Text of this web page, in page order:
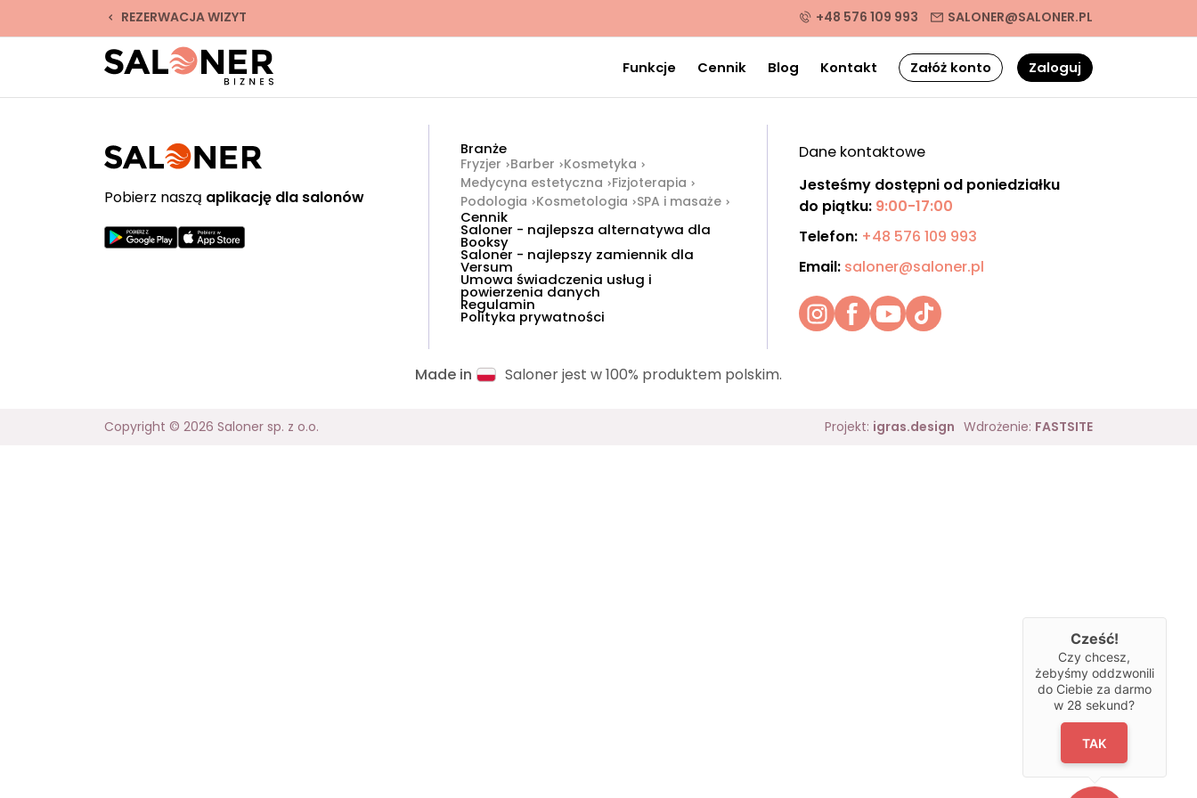
REZERWACJA WIZYT +48 576 109 993 SALONER@SALONER.PL
Funkcje Cennik Blog Kontakt Załóż konto Zaloguj
Pobierz naszą aplikację dla salonów
Branże
Fryzjer Barber Kosmetyka
Medycyna estetyczna Fizjoterapia
Podologia Kosmetologia SPA i masaże
Cennik
Saloner - najlepsza alternatywa dla
Booksy
Saloner - najlepszy zamiennik dla
Versum
Umowa świadczenia usług i
powierzenia danych
Regulamin
Polityka prywatności
Dane kontaktowe
Jesteśmy dostępni od poniedziałku
do piątku: 9:00-17:00
Telefon: +48 576 109 993
Email: saloner@saloner.pl
Made in Saloner jest w 100% produktem polskim.
Copyright © 2026 Saloner sp. z o.o. Projekt: igras.design Wdrożenie: FASTSITE
Cześć!
Czy chcesz,
żebyśmy oddzwonili
do Ciebie za darmo
w 28 sekund?
TAK